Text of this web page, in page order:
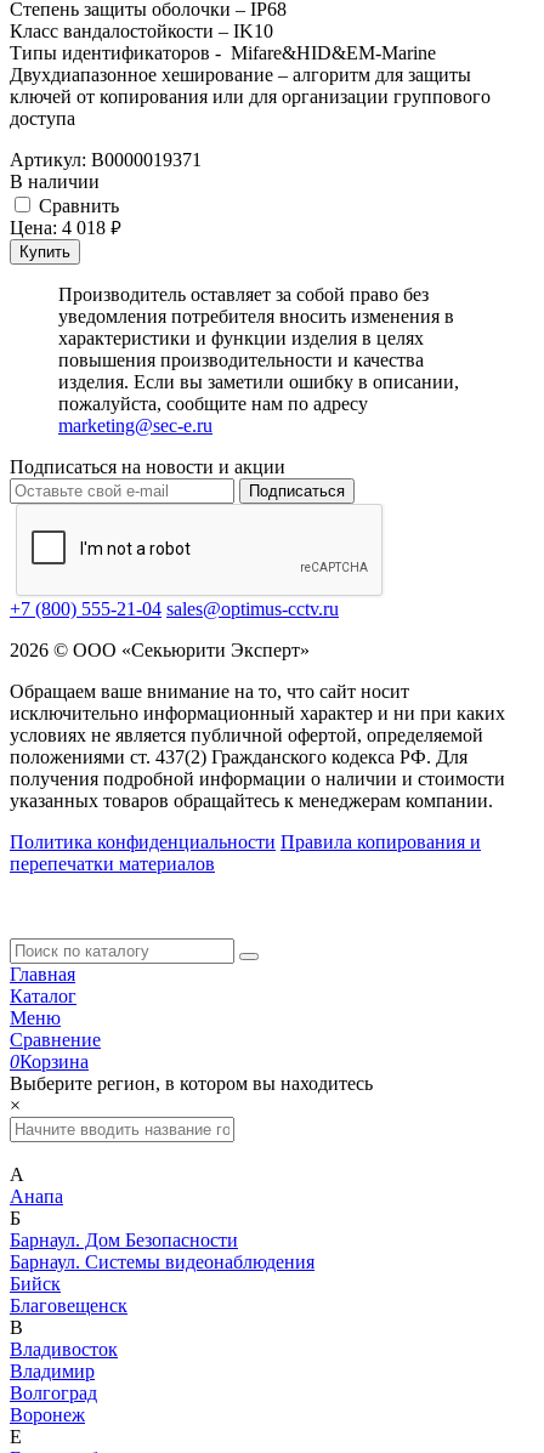
Степень защиты оболочки – IP68
Класс вандалостойкости – IK10
Типы идентификаторов - Mifare&HID&EM-Marine
Двухдиапазонное хеширование – алгоритм для защиты
ключей от копирования или для организации группового
доступа
Артикул: В0000019371
В наличии
Cравнить
Цена: 4 018 руб.
Купить
Производитель оставляет за собой право без
уведомления потребителя вносить изменения в
характеристики и функции изделия в целях
повышения производительности и качества
изделия. Если вы заметили ошибку в описании,
пожалуйста, сообщите нам по адресу
marketing@sec-e.ru
Подписаться на новости и акции
Подписаться
+7 (800) 555-21-04 sales@optimus-cctv.ru
2026 © ООО «Секьюрити Эксперт»
Обращаем ваше внимание на то, что сайт носит
исключительно информационный характер и ни при каких
условиях не является публичной офертой, определяемой
положениями ст. 437(2) Гражданского кодекса РФ. Для
получения подробной информации о наличии и стоимости
указанных товаров обращайтесь к менеджерам компании.
Политика конфиденциальности Правила копирования и
перепечатки материалов
Главная
Каталог
Меню
Сравнение
0Корзина
Выберите регион, в котором вы находитесь
×
А
Анапа
Б
Барнаул. Дом Безопасности
Барнаул. Системы видеонаблюдения
Бийск
Благовещенск
В
Владивосток
Владимир
Волгоград
Воронеж
Е